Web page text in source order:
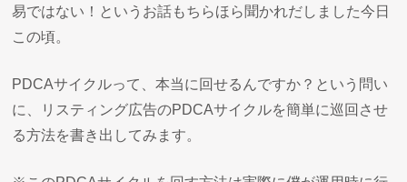
易ではない！というお話もちらほら聞かれだしました今日
この頃。
PDCAサイクルって、本当に回せるんですか？という問い
に、リスティング広告のPDCAサイクルを簡単に巡回させ
る方法を書き出してみます。